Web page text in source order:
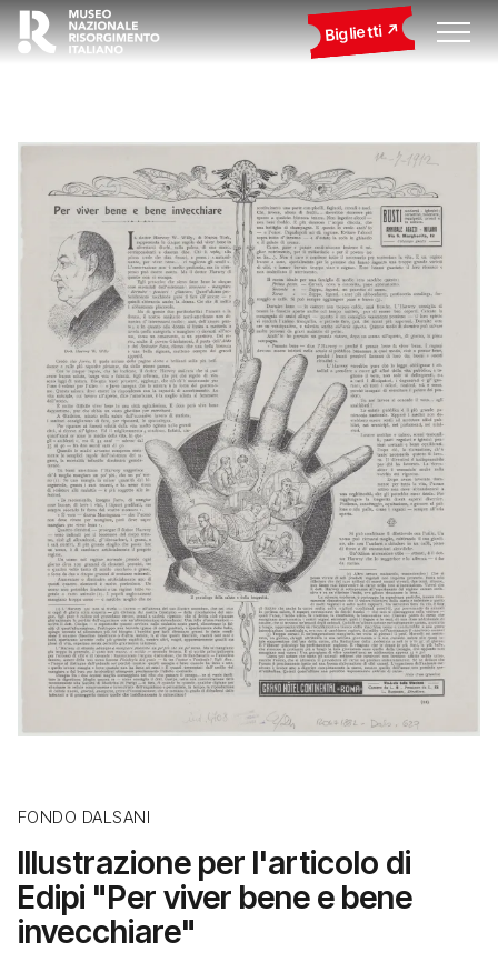
Biglietti
FONDO DALSANI
Illustrazione per l'articolo di
Edipi "Per viver bene e bene
invecchiare"